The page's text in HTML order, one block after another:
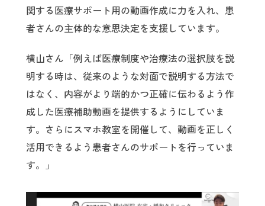
関する医療サポート用の動画作成に力を入れ、患
者さんの主体的な意思決定を支援しています。
横山さん「例えば医療制度や治療法の選択肢を説
明する時は、従来のような対面で説明する方法で
はなく、内容がより端的かつ正確に伝わるよう作
成した医療補助動画を提供するようにしていま
す。さらにスマホ教室を開催して、動画を正しく
活用できるよう患者さんのサポートを行っていま
す。」